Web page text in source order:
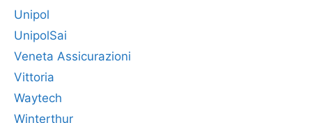
Unipol
UnipolSai
Veneta Assicurazioni
Vittoria
Waytech
Winterthur